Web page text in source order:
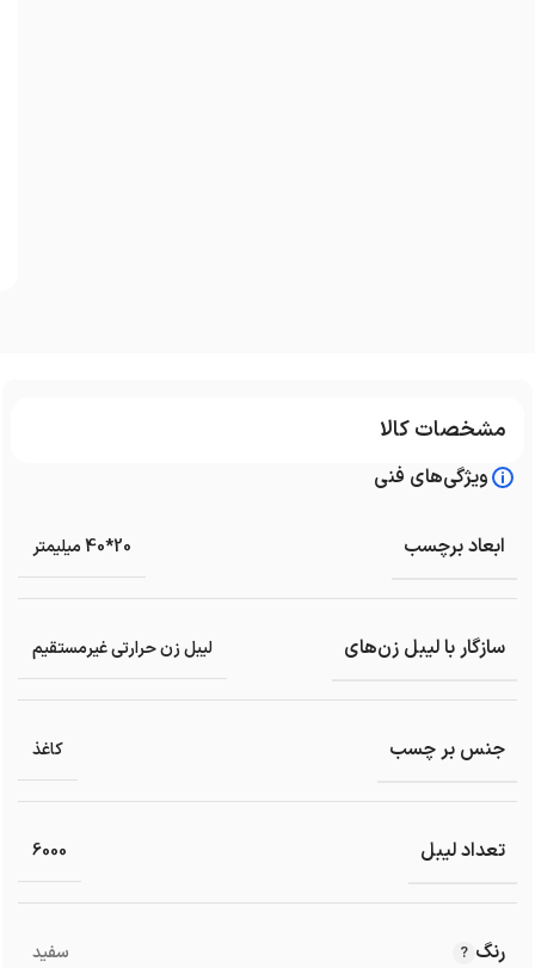
مشخصات کالا
ویژگی‌های فنی
ابعاد برچسب 20*40 میلیمتر
سازگار با لیبل زن‌های لیبل زن حرارتی غیرمستقیم
جنس بر چسب کاغذ
تعداد لیبل 6000
رنگ سفید